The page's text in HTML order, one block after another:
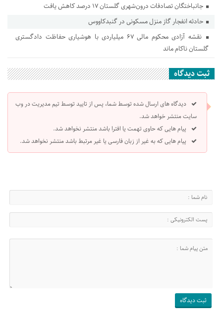
جانباختگان تصادفات درون‌شهری گلستان ۱۷ درصد کاهش یافت
حادثه انفجار گاز منزل مسکونی در گنبدکاووس
نقشه آزادی محکوم مالی ۶۷ میلیاردی با هوشیاری حفاظت دادگستری
گلستان ناکام ماند
ثبت دیدگاه
دیدگاه های ارسال شده توسط شما، پس از تایید توسط تیم مدیریت در وب
سایت منتشر خواهد شد.
پیام هایی که حاوی تهمت یا افترا باشد منتشر نخواهد شد.
پیام هایی که به غیر از زبان فارسی یا غیر مرتبط باشد منتشر نخواهد شد.